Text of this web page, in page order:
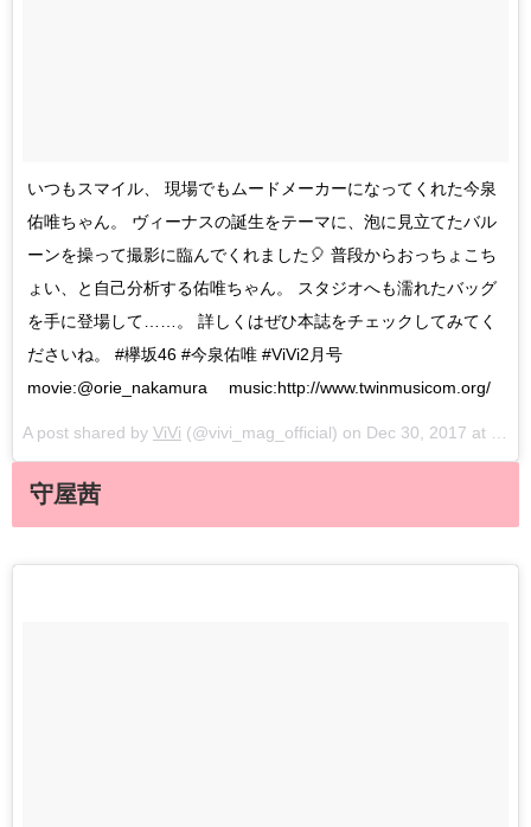
いつもスマイル、 現場でもムードメーカーになってくれた今泉
佑唯ちゃん。 ヴィーナスの誕生をテーマに、泡に見立てたバル
ーンを操って撮影に臨んでくれました🎈 普段からおっちょこち
ょい、と自己分析する佑唯ちゃん。 スタジオへも濡れたバッグ
を手に登場して……。 詳しくはぜひ本誌をチェックしてみてく
ださいね。 #欅坂46 #今泉佑唯 #ViVi2月号
movie:@orie_nakamura music:http://www.twinmusicom.org/
A post shared by ViVi (@vivi_mag_official) on Dec 30, 2017 at 2:07am PST
守屋茜